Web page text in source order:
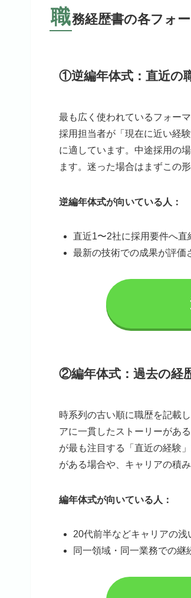
職務経歴書の各フォ
①逆編年体式：直近の
最も広く使われているフォー
採用担当者が「現在に近い経
に適しています。中途採用の
ます。迷った場合はまずこの
逆編年体式が向いている人：
直近1〜2社に採用要件へ直
最新の技術での成果が評価
②編年体式：過去の経
時系列の古い順に職歴を記載
アに一貫したストーリーがあ
が最も注目する「直近の経験
がある場合や、キャリアの積
編年体式が向いている人：
20代前半などキャリアの浅
同一領域・同一業務での継